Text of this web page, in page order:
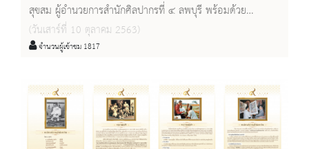
สุขสม ผู้อำนวยการสำนักศิลปากรที่ ๔ ลพบุรี พร้อมด้วย
ข้าราชการและเจ้าหน้าที่ ร่วมพิธียกช่อฟ้าวิหาร วัดตองปุ อำเภอ
เมือง จังหวัดลพบุรี
(วันเสาร์ที่ 10 ตุลาคม 2563)
จำนวนผู้เข้าชม 1817